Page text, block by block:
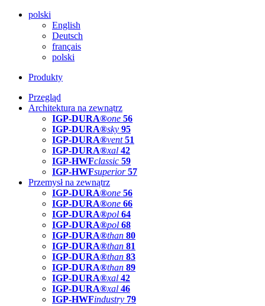
polski
English
Deutsch
français
polski
Produkty
Przegląd
Architektura na zewnątrz
IGP-DURA®one 56
IGP-DURA®sky 95
IGP-DURA®vent 51
IGP-DURA®xal 42
IGP-HWFclassic 59
IGP-HWFsuperior 57
Przemysł na zewnątrz
IGP-DURA®one 56
IGP-DURA®one 66
IGP-DURA®pol 64
IGP-DURA®pol 68
IGP-DURA®than 80
IGP-DURA®than 81
IGP-DURA®than 83
IGP-DURA®than 89
IGP-DURA®xal 42
IGP-DURA®xal 46
IGP-HWFindustry 79